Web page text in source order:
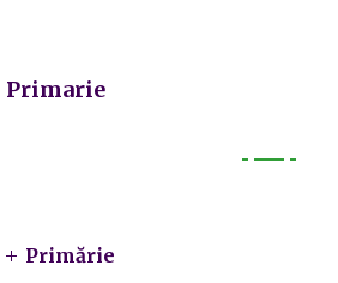
Primarie
Primărie